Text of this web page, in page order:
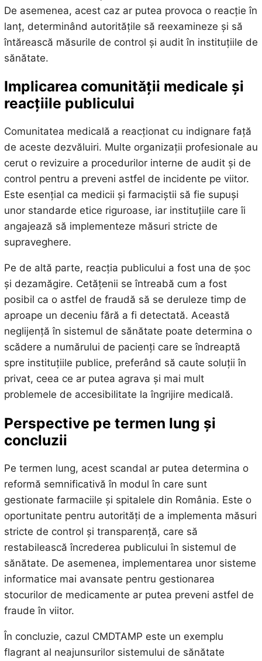
De asemenea, acest caz ar putea provoca o reacție în
lanț, determinând autoritățile să reexamineze și să
întărească măsurile de control și audit în instituțiile de
sănătate.
Implicarea comunității medicale și
reacțiile publicului
Comunitatea medicală a reacționat cu indignare față
de aceste dezvăluiri. Multe organizații profesionale au
cerut o revizuire a procedurilor interne de audit și de
control pentru a preveni astfel de incidente pe viitor.
Este esențial ca medicii și farmaciștii să fie supuși
unor standarde etice riguroase, iar instituțiile care îi
angajează să implementeze măsuri stricte de
supraveghere.
Pe de altă parte, reacția publicului a fost una de șoc
și dezamăgire. Cetățenii se întreabă cum a fost
posibil ca o astfel de fraudă să se deruleze timp de
aproape un deceniu fără a fi detectată. Această
neglijență în sistemul de sănătate poate determina o
scădere a numărului de pacienți care se îndreaptă
spre instituțiile publice, preferând să caute soluții în
privat, ceea ce ar putea agrava și mai mult
problemele de accesibilitate la îngrijire medicală.
Perspective pe termen lung și
concluzii
Pe termen lung, acest scandal ar putea determina o
reformă semnificativă în modul în care sunt
gestionate farmaciile și spitalele din România. Este o
oportunitate pentru autorități de a implementa măsuri
stricte de control și transparență, care să
restabilească încrederea publicului în sistemul de
sănătate. De asemenea, implementarea unor sisteme
informatice mai avansate pentru gestionarea
stocurilor de medicamente ar putea preveni astfel de
fraude în viitor.
În concluzie, cazul CMDTAMP este un exemplu
flagrant al neajunsurilor sistemului de sănătate